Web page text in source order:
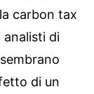
carbon tax
analisti di
di un